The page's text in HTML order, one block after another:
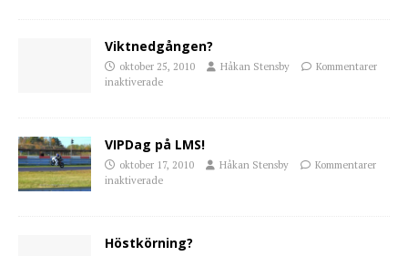
Viktnedgången?
oktober 25, 2010 Håkan Stensby
Kommentarer
inaktiverade
VIPDag på LMS!
oktober 17, 2010 Håkan Stensby
Kommentarer
inaktiverade
Höstkörning?